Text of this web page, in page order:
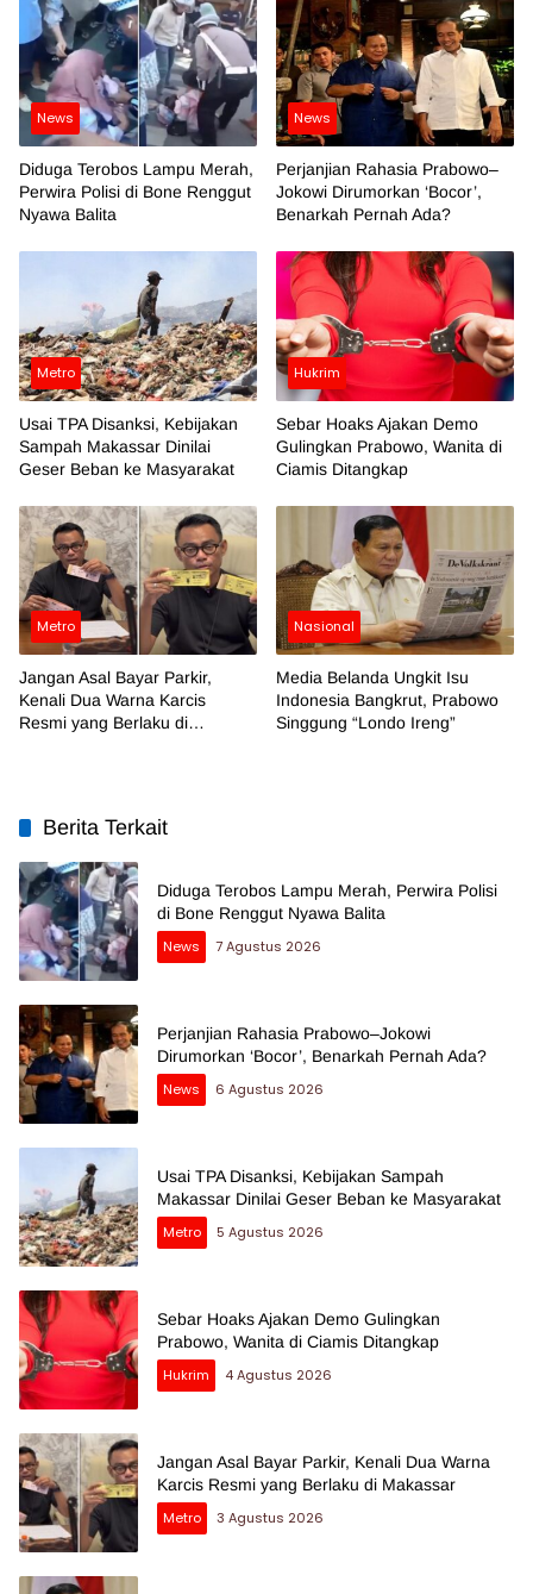
News
Diduga Terobos Lampu Merah,
Perwira Polisi di Bone Renggut
Nyawa Balita
News
Perjanjian Rahasia Prabowo–
Jokowi Dirumorkan ‘Bocor’,
Benarkah Pernah Ada?
Metro
Usai TPA Disanksi, Kebijakan
Sampah Makassar Dinilai
Geser Beban ke Masyarakat
Hukrim
Sebar Hoaks Ajakan Demo
Gulingkan Prabowo, Wanita di
Ciamis Ditangkap
Metro
Jangan Asal Bayar Parkir,
Kenali Dua Warna Karcis
Resmi yang Berlaku di
Nasional
Media Belanda Ungkit Isu
Indonesia Bangkrut, Prabowo
Singgung “Londo Ireng”
Berita Terkait
Diduga Terobos Lampu Merah, Perwira Polisi
di Bone Renggut Nyawa Balita
News
7 Agustus 2026
Perjanjian Rahasia Prabowo–Jokowi
Dirumorkan ‘Bocor’, Benarkah Pernah Ada?
News
6 Agustus 2026
Usai TPA Disanksi, Kebijakan Sampah
Makassar Dinilai Geser Beban ke Masyarakat
Metro
5 Agustus 2026
Sebar Hoaks Ajakan Demo Gulingkan
Prabowo, Wanita di Ciamis Ditangkap
Hukrim
4 Agustus 2026
Jangan Asal Bayar Parkir, Kenali Dua Warna
Karcis Resmi yang Berlaku di Makassar
Metro
3 Agustus 2026